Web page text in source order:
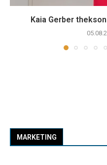
Kaia Gerber
MARKETING